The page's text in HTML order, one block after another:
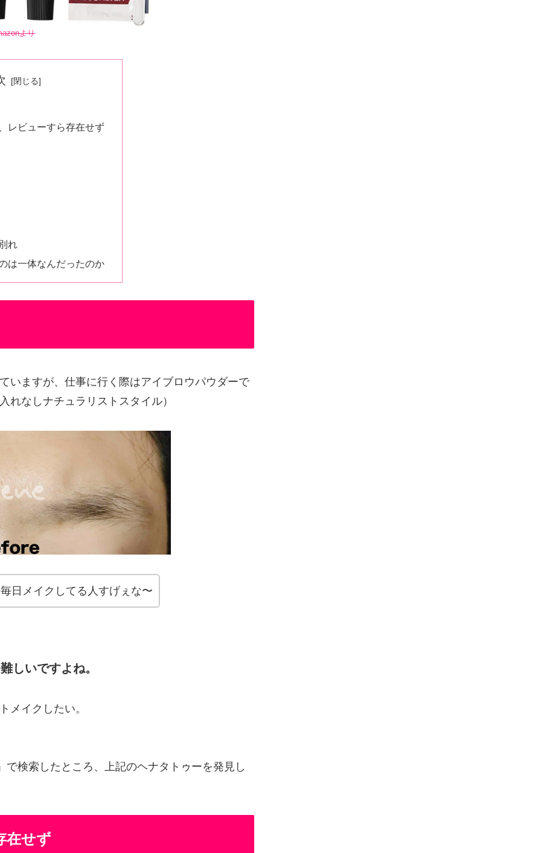
より
レビューすら存在せず
れ
は一体なんだったのか
いますが、仕事に行く際はアイブロウパウダーで
れなしナチュラリストスタイル）
日メイクしてる人すげぇな〜
しいですよね。
メイクしたい。
検索したところ、上記のヘナタトゥーを発見し
在せず